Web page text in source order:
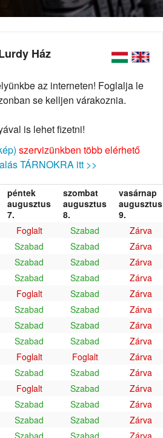
Ház
az interneten! Foglalja le
se kelljen várakoznia.
is lehet fizetni!
szervizünkben több elérhető
TÁRNOKRA itt >>
péntek
augusztus
7.
szombat
augusztus
8.
vasárnap
augusztus
9.
Foglalt Szabad
Zárva
Szabad Szabad
Zárva
Szabad Szabad
Zárva
Szabad Szabad
Zárva
Foglalt Szabad
Zárva
Szabad Szabad
Zárva
Szabad Szabad
Zárva
Szabad Szabad
Zárva
Foglalt Foglalt
Zárva
Szabad Szabad
Zárva
Foglalt Szabad
Zárva
Szabad Szabad
Zárva
Szabad Szabad
Zárva